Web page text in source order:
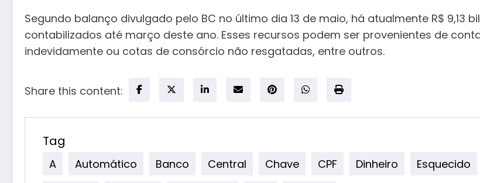
Segundo balanço divulgado pelo BC no último dia 13 de maio, há atualmente R$ 9,13
contabilizados até março deste ano. Esses recursos podem ser provenientes de
indevidamente ou cotas de consórcio não resgatadas, entre outros.
Share this content:
Tag
A Automático Banco Central Chave CPF Dinheiro Esquecido